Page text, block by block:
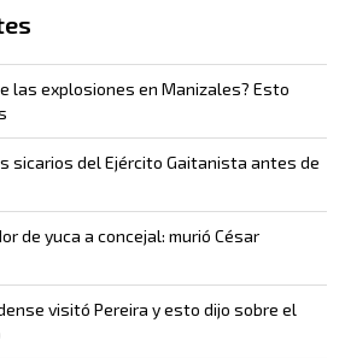
las explosiones en Manizales? Esto
sicarios del Ejército Gaitanista antes de
de yuca a concejal: murió César
visitó Pereira y esto dijo sobre el